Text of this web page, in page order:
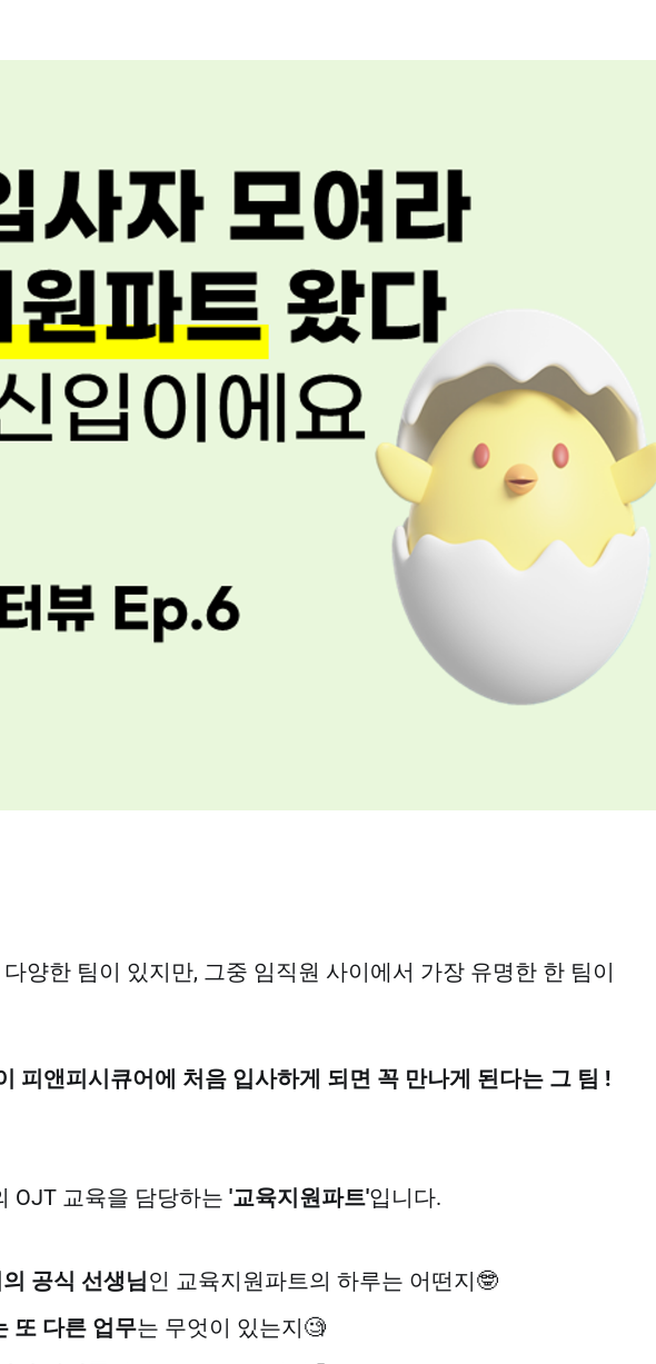
양한 팀이 있지만, 그중 임직원 사이에서 가장 유명한 한 팀이
피앤피시큐어에 처음 입사하게 되면 꼭 만나게 된다는 그 팀 !
OJT 교육을 담당하는 '교육지원파트'입니다.
공식 선생님인 교육지원파트의 하루는 어떤지🤓
또 다른 업무는 무엇이 있는지🧐